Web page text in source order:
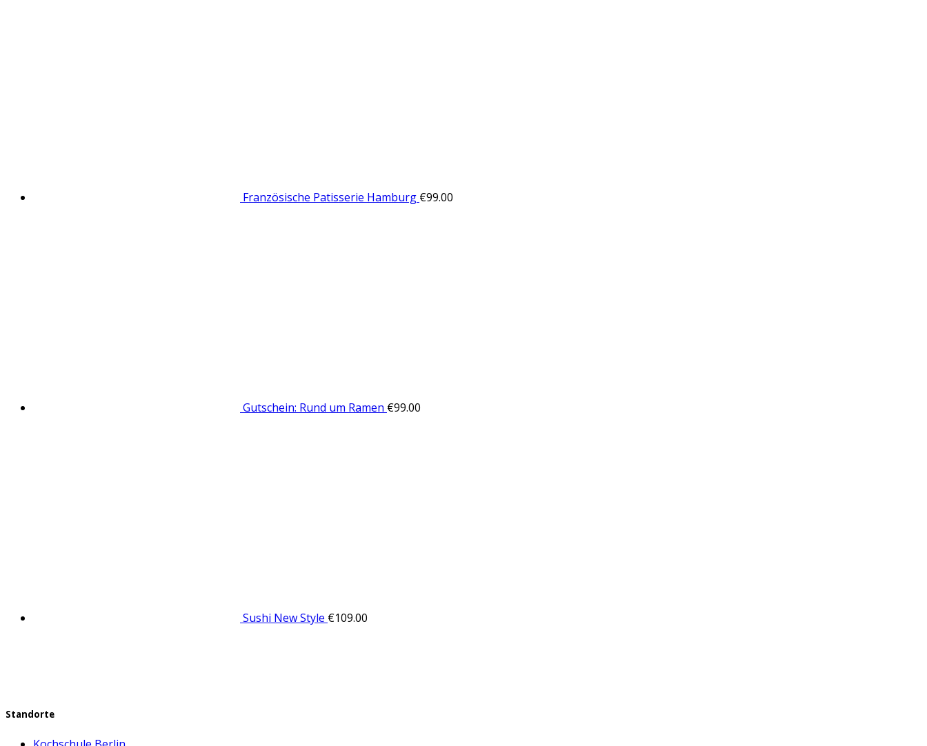
Französische Patisserie Hamburg €99.00
Gutschein: Rund um Ramen €99.00
Sushi New Style €109.00
Standorte